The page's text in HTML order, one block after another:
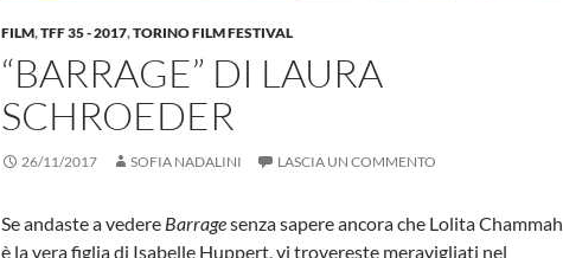
FILM,TFF 35 - 2017,TORINO FILM FESTIVAL
“BARRAGE” DI LAURA
SCHROEDER
26/11/2017 SOFIA NADALINI LASCIA UN COMMENTO
Se andaste a vedere Barragesenza sapere ancora che Lolita Chammah
è la vera figlia di Isabelle Huppert, vi trovereste meravigliati nel